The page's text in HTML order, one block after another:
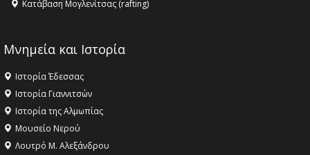
Κατάβαση Μογλενίτσας (rafting)
Μνημεία και Ιστορία
Ιστορία Έδεσσας
Ιστορία Γιαννιτσών
Ιστορία της Αλμωπίας
Μουσείο Νερού
Λουτρό Μ. Αλεξάνδρου